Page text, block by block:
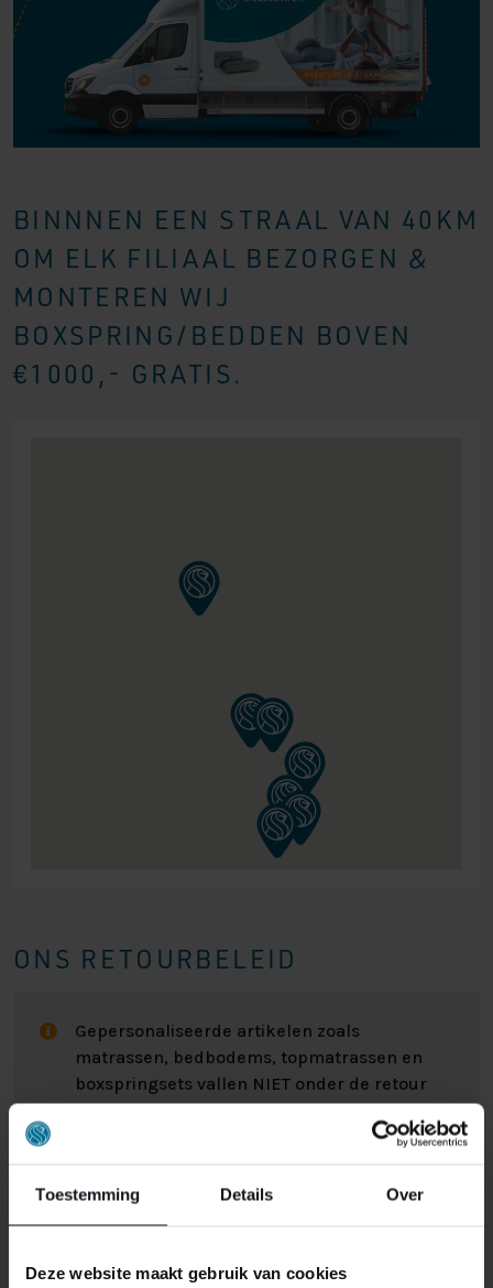
Toestemming Details Over
Deze website maakt gebruik van cookies
BINNNEN EEN STRAAL VAN 40KM
OM ELK FILIAAL BEZORGEN &
MONTEREN WIJ
BOXSPRING/BEDDEN BOVEN
€1000,- GRATIS.
ONS RETOURBELEID
Gepersonaliseerde artikelen zoals
matrassen, bedbodems, topmatrassen en
boxspringsets vallen NIET onder de retour
regels en kunnen niet door ons retour
Het kan wel eens voorkomen dat u een bestelling
retour wilt sturen. Wellicht omdat het product toch niet